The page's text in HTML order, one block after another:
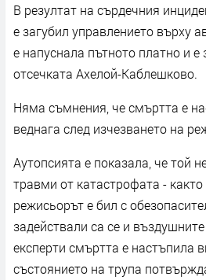
В резултат на сърдечния
е загубил управлението върху
е напуснала пътното платно и е
отсечката Ахелой-Каблешково.
Няма съмнения, че смъртта е
веднага след изчезването на
Аутопсията е показала, че той
травми от катастрофата -
режисьорът е бил с
задействали са се и
експерти смъртта е настъпила
състоянието на трупа